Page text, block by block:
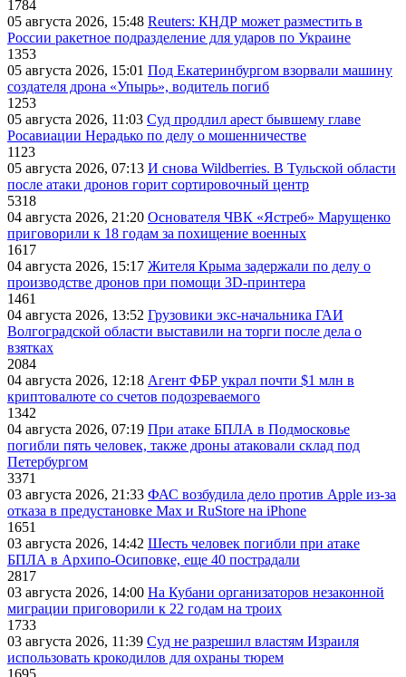
1784
05 августа 2026, 15:48 Reuters: КНДР может разместить в
России ракетное подразделение для ударов по Украине
1353
05 августа 2026, 15:01 Под Екатеринбургом взорвали машину
создателя дрона «Упырь», водитель погиб
1253
05 августа 2026, 11:03 Суд продлил арест бывшему главе
Росавиации Нерадько по делу о мошенничестве
1123
05 августа 2026, 07:13 И снова Wildberries. В Тульской области
после атаки дронов горит сортировочный центр
5318
04 августа 2026, 21:20 Основателя ЧВК «Ястреб» Марущенко
приговорили к 18 годам за похищение военных
1617
04 августа 2026, 15:17 Жителя Крыма задержали по делу о
производстве дронов при помощи 3D‑принтера
1461
04 августа 2026, 13:52 Грузовики экс-начальника ГАИ
Волгоградской области выставили на торги после дела о
взятках
2084
04 августа 2026, 12:18 Агент ФБР украл почти $1 млн в
криптовалюте со счетов подозреваемого
1342
04 августа 2026, 07:19 При атаке БПЛА в Подмосковье
погибли пять человек, также дроны атаковали склад под
Петербургом
3371
03 августа 2026, 21:33 ФАС возбудила дело против Apple из-за
отказа в предустановке Max и RuStore на iPhone
1651
03 августа 2026, 14:42 Шесть человек погибли при атаке
БПЛА в Архипо-Осиповке, еще 40 пострадали
2817
03 августа 2026, 14:00 На Кубани организаторов незаконной
миграции приговорили к 22 годам на троих
1733
03 августа 2026, 11:39 Суд не разрешил властям Израиля
использовать крокодилов для охраны тюрем
1695